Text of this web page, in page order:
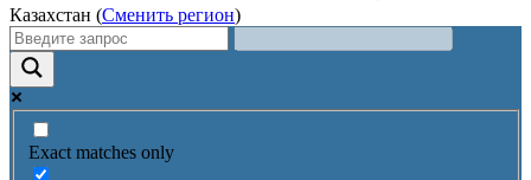
Казахстан (Сменить регион)
Exact matches only